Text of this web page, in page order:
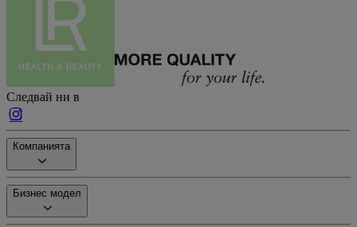
Следвай ни в
Компанията
Бизнес модел